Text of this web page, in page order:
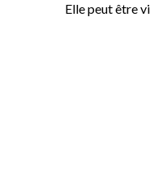
Elle peut être